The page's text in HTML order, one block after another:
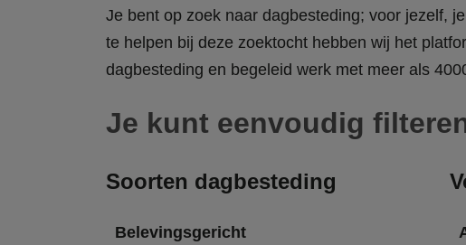
Je bent op zoek naar dagbesteding; voor jezelf,
te helpen bij deze zoektocht hebben wij het
dagbesteding en begeleid werk met meer als
Je kunt eenvoudig
Soorten dagbesteding
Belevingsgericht